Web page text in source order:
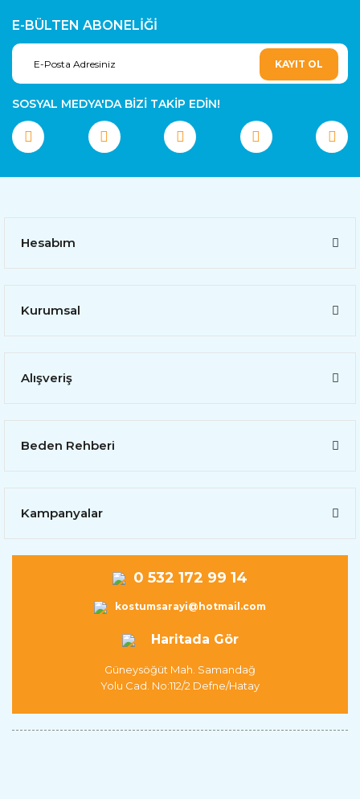
E-BÜLTEN ABONELİĞİ
KAYIT OL
SOSYAL MEDYA'DA BİZİ TAKİP EDİN!
Hesabım
Kurumsal
Alışveriş
Beden Rehberi
Kampanyalar
0 532 172 99 14
kostumsarayi@hotmail.com
Haritada Gör
Güneysöğüt Mah. Samandağ
Yolu Cad. No:112/2 Defne/Hatay